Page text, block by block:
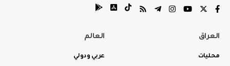
العراق
محليات
العالم
عربي ودولي